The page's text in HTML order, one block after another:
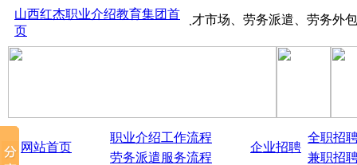
山西红杰职业介绍教育集团首
页
山西太原红杰人才市场、劳务派遣、劳务外包
网站首页
职业介绍工作流程
企业招聘
全职招
劳务派遣服务流程
兼职招